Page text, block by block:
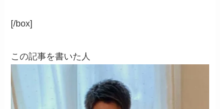
[/box]
この記事を書いた人